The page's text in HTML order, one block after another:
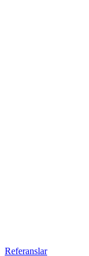
Referanslar